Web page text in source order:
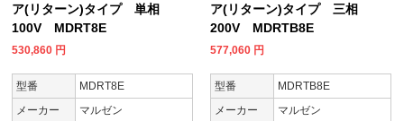
ア(リターン)タイプ 単相
100V MDRT8E
530,860 円
型番
MDRT8E
メーカー
マルゼン
ア(リターン)タイプ 三相
200V MDRTB8E
577,060 円
型番
MDRTB8E
メーカー
マルゼン